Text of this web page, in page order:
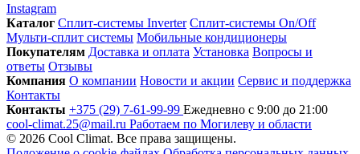
Instagram
Каталог Сплит-системы Inverter Сплит-системы On/Off
Мульти-сплит системы Мобильные кондиционеры
Покупателям Доставка и оплата Установка Вопросы и
ответы Отзывы
Компания О компании Новости и акции Сервис и поддержка
Контакты
Контакты +375 (29) 7-61-99-99 Ежедневно с 9:00 до 21:00
cool-climat.25@mail.ru Работаем по Могилеву и области
© 2026 Cool Climat. Все права защищены.